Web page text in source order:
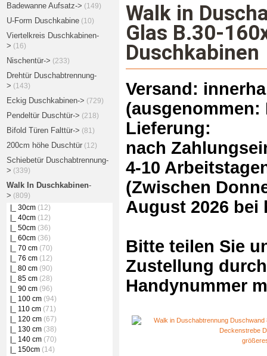
Badewanne Aufsatz-> (149)
U-Form Duschkabine(10)
Viertelkreis Duschkabinen-
> (16)
Nischentür-> (233)
Drehtür Duschabtrennung-
> (143)
Eckig Duschkabinen-> (729)
Pendeltür Duschtür-> (218)
Bifold Türen Falttür-> (81)
200cm höhe Duschtür(12)
Schiebetür Duschabtrennung-
> (339)
Walk In Duschkabinen-
> (809)
|_ 30cm(12)
|_ 40cm(12)
|_ 50cm(36)
|_ 60cm(36)
|_ 70 cm(70)
|_ 76 cm(12)
|_ 80 cm(90)
|_ 85 cm(28)
|_ 90 cm(96)
|_ 100 cm(94)
|_ 110 cm(71)
|_ 120 cm(67)
|_ 130 cm(38)
|_ 140 cm(70)
|_ 150cm(14)
Walk in
Glas B.30-
Duschkabinen
Versand:
Lieferung:
nach
4-10
(Zwischen
August 2026
Bitte teilen Sie
Zustellung
Handynummer